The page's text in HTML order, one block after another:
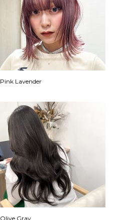
Pink Lavender
Olive Gray